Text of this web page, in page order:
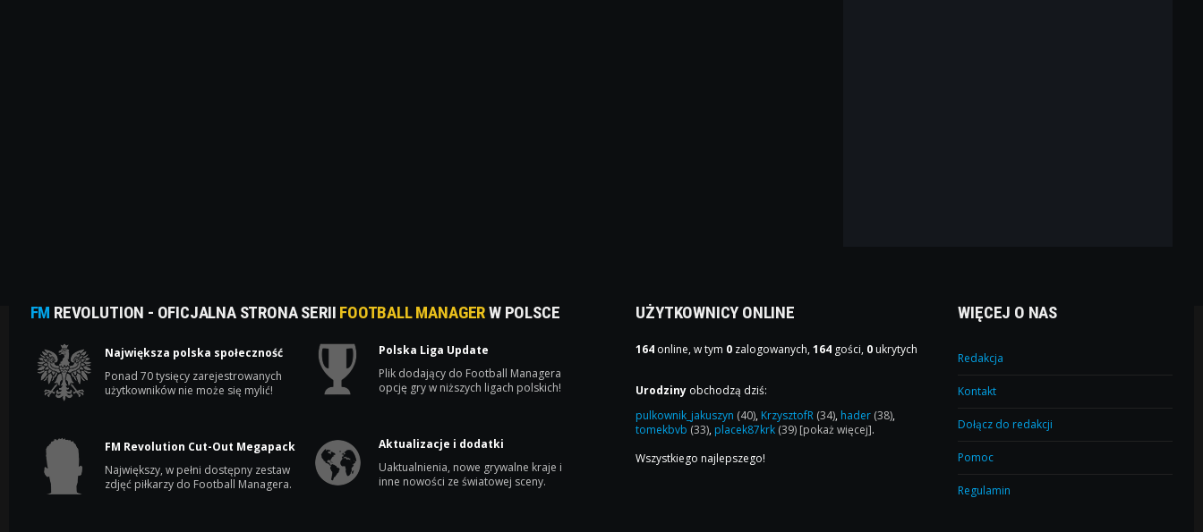
FM REVOLUTION - OFICJALNA STRONA SERII FOOTBALL MANAGERW POLSCE
Największa polska społeczność
Ponad 70 tysięcy zarejestrowanych
użytkowników nie może się mylić!
Polska Liga Update
Plik dodający do Football Managera
opcję gry w niższych ligach polskich!
FM Revolution Cut-Out Megapack
Największy, w pełni dostępny zestaw
zdjęć piłkarzy do Football Managera.
Aktualizacje i dodatki
Uaktualnienia, nowe grywalne kraje i
inne nowości ze światowej sceny.
UŻYTKOWNICY ONLINE
164 online, w tym 0 zalogowanych,164 gości, 0 ukrytych
Urodziny obchodzą dziś:
pulkownik_jakuszyn (40), KrzysztofR (34), hader (38),
tomekbvb (33), placek87krk (39) [pokaż więcej].
Wszystkiego najlepszego!
WIĘCEJ O NAS
Redakcja
Kontakt
Dołącz do redakcji
Pomoc
Regulamin